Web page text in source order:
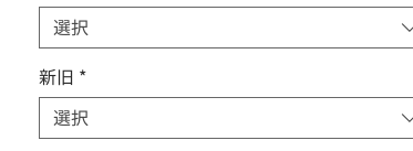
選択
新旧 *
選択